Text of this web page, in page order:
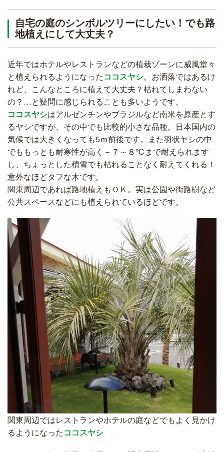
自宅の庭のシンボルツリーにしたい！でも路
地植えにして大丈夫？
近年ではホテルやレストランなどの植栽ゾーンに威風堂々
と植えられるようになったココスヤシ。お洒落ではあるけ
れど、こんなところに植えて大丈夫？枯れてしまわない
の？…と疑問に感じられることも多いようです。
ココスヤシはアルゼンチンやブラジルなど南米を原産とす
るヤシですが、その中でも比較的小さな品種。日本国内の
気候では大きくなっても5ｍ前後です。また羽状ヤシの中
でももっとも耐寒性が高く－７～８℃まで耐えられます
し、ちょっとした積雪でも枯れることなく耐えてくれる！
意外なほどタフな木です。
関東周辺であれば路地植えもＯＫ。実は公園や街路樹など
公共スペースなどにも植えられているほどです。
関東周辺ではレストランやホテルの庭などでもよく見かけ
るようになったココスヤシ